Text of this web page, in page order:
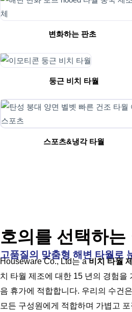
변화하는 판초
둥근 비치 타월
스포츠&냉각 타월
호의를 선택하
고품질의 맞춤형 해변 타월로
Houseware Co., Ltd는 a비치 타월
치 타월 제조에 대한 15 년의 경험
음 휴가에 적합합니다. 우리의 수건
모든 구성원에게 적합하며 가볍고